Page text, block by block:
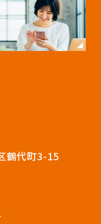
鶴代町3-15